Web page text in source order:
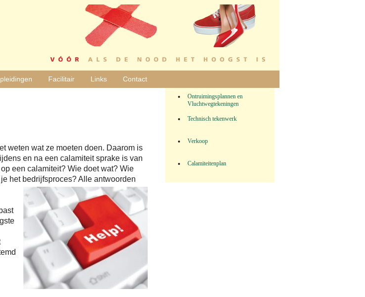
Facilitair Links Contact
Ontruimingsplannen en
Vluchtwegtekeningen
Technisch tekenwerk
Verkoop
Calamiteitenplan
weten wat ze moeten doen. Daarom is
en na een calamiteit sprake is van
een calamiteit? Wie doet wat? Wie
het bedrijfsproces? Alle antwoorden